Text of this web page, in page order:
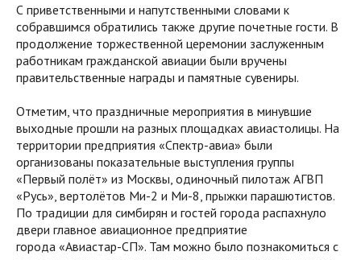
С приветственными и напутственными словами к
собравшимся обратились также другие почетные гости. В
продолжение торжественной церемонии заслуженным
работникам гражданской авиации были вручены
правительственные награды и памятные сувениры.
Отметим, что праздничные мероприятия в минувшие
выходные прошли на разных площадках авиастолицы. На
территории предприятия «Спектр-авиа» были
организованы показательные выступления группы
«Первый полёт» из Москвы, одиночный пилотаж АГВП
«Русь», вертолётов Ми-2 и Ми-8, прыжки парашютистов.
По традиции для симбирян и гостей города распахнуло
двери главное авиационное предприятие
города «Авиастар-СП». Там можно было познакомиться с